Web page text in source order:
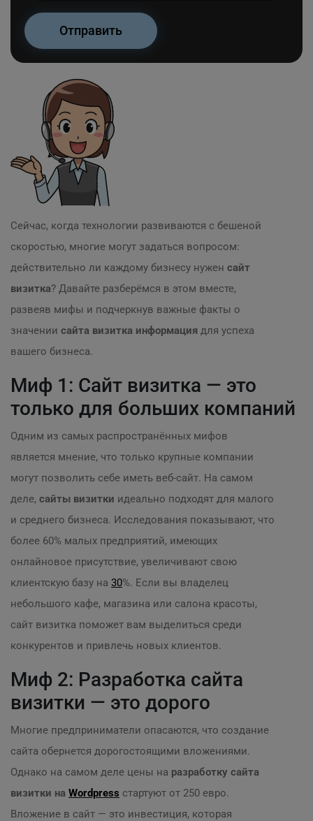
Сейчас, когда технологии развиваются с бешеной
скоростью, многие могут задаться вопросом:
действительно ли каждому бизнесу нужен сайт
визитка? Давайте разберёмся в этом вместе,
развеяв мифы и подчеркнув важные факты о
значении сайта визитка информация для успеха
вашего бизнеса.
Миф 1: Сайт визитка — это
только для больших компаний
Одним из самых распространённых мифов
является мнение, что только крупные компании
могут позволить себе иметь веб-сайт. На самом
деле, сайты визитки идеально подходят для малого
и среднего бизнеса. Исследования показывают, что
более 60% малых предприятий, имеющих
онлайновое присутствие, увеличивают свою
клиентскую базу на 30%. Если вы владелец
небольшого кафе, магазина или салона красоты,
сайт визитка поможет вам выделиться среди
конкурентов и привлечь новых клиентов.
Миф 2: Разработка сайта
визитки — это дорого
Многие предприниматели опасаются, что создание
сайта обернется дорогостоящими вложениями.
Однако на самом деле цены на разработку сайта
визитки на Wordpress стартуют от 250 евро.
Вложение в сайт — это инвестиция, которая